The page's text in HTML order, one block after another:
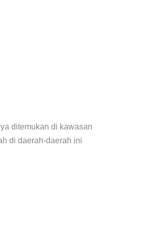
ditemukan di kawasan
di daerah-daerah ini